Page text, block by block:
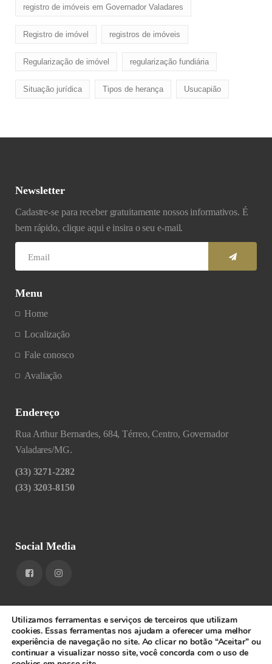
registro de imóveis em Governador Valadares
Registro de imóvel registros de imóveis
Regularização de imóvel regularização fundiária
Situação jurídica Tipos de herança Usucapião
Newsletter
Cadastre-se para receber gratuitamente nossos informativos. É
bem rápido, clique aqui e insira o seu e-mail.
Menu
Home
Localização
Fale conosco
Avaliação
Endereço
Rua Arthur Bernardes, 684, Térreo, Centro, Governador
Valadares/MG.
(33) 3271-2282
(33) 3203-8150
Social Media
1RIGV - CNPJ: 20.685.380/0001-52 - Todos os direitos
Utilizamos ferramentas e serviços de terceiros que utilizam
cookies. Essas ferramentas nos ajudam a oferecer uma melhor
experiência de navegação no site. Ao clicar no botão “Aceitar” ou
continuar a visualizar nosso site, você concorda com o uso de